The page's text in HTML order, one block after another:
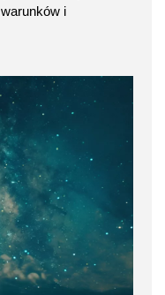
i